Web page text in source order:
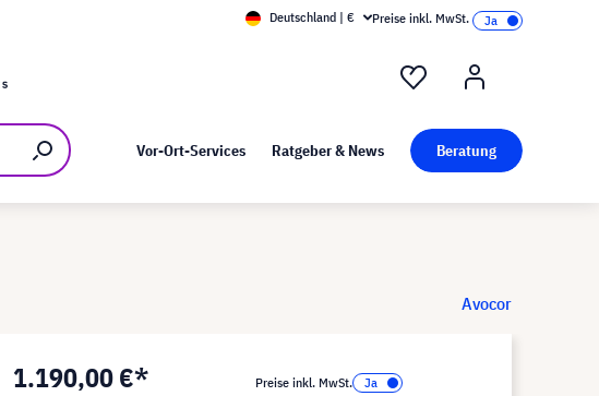
Kunst bei visunext
Deutschland | € Preise inkl. MwSt.
Vor-Ort-Services Ratgeber & News Beratung
Avocor
1.190,00 €* Preise inkl. MwSt.